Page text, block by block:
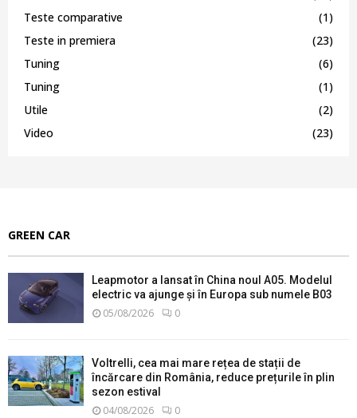
Teste comparative
(1)
Teste in premiera
(23)
Tuning
(6)
Tuning
(1)
Utile
(2)
Video
(23)
GREEN CAR
Leapmotor a lansat în China noul A05. Modelul
electric va ajunge și în Europa sub numele B03
05/08/2026 0
Voltrelli, cea mai mare rețea de stații de
încărcare din România, reduce prețurile în plin
sezon estival
04/08/2026 0